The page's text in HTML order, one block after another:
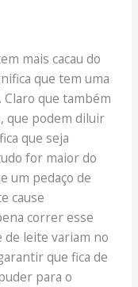
mais cacau do
que tem uma
que também
que podem diluir
que seja
for maior do
um pedaço de
cause
correr esse
de leite variam no
que fica de
para o